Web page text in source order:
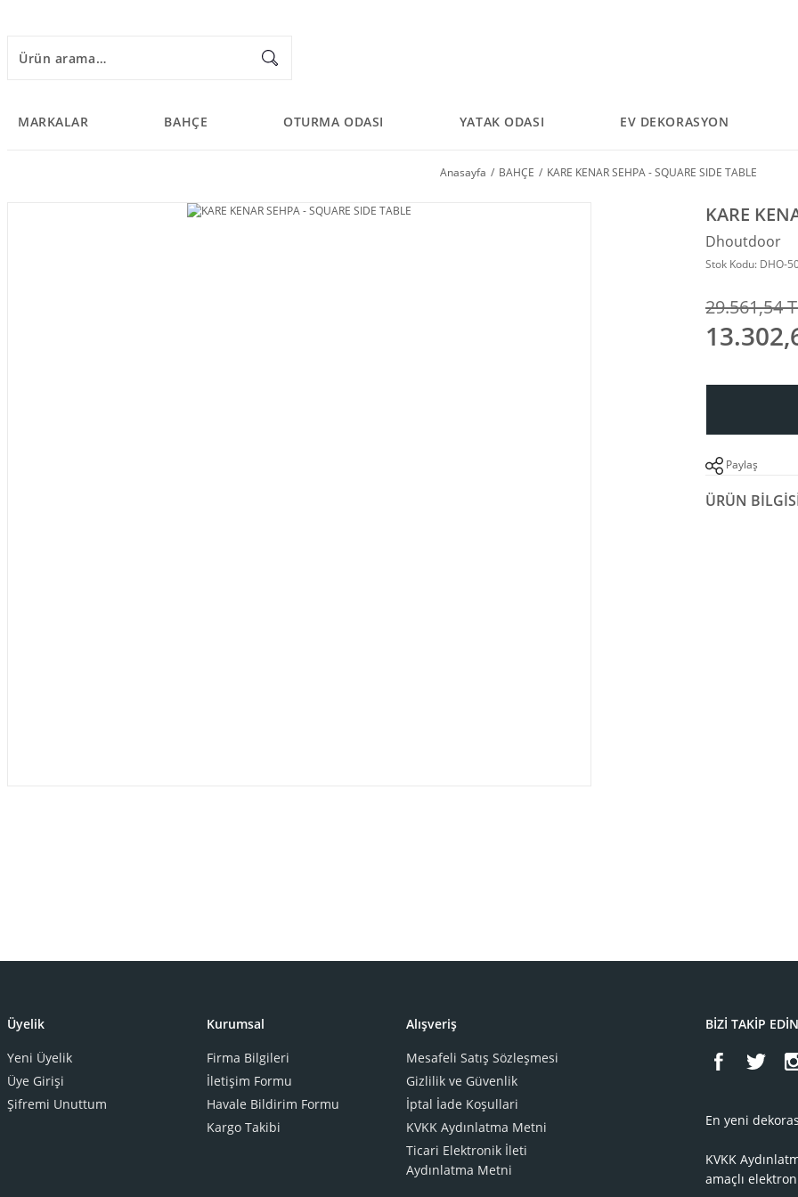
MARKALAR BAHÇE OTURMA ODASI YATAK ODASI EV DEKORASYON
Anasayfa BAHÇE KARE KENAR SEHPA - SQUARE SIDE TABLE
KARE
Dhoutdoor
Stok Kodu: DHO-
29.561,54
Paylaş
ÜRÜN
Üyelik
Yeni Üyelik
Üye Girişi
Şifremi Unuttum
Kurumsal
Firma Bilgileri
İletişim Formu
Havale Bildirim Formu
Kargo Takibi
Alışveriş
Mesafeli Satış Sözleşmesi
Gizlilik ve Güvenlik
İptal İade Koşullari
KVKK Aydınlatma Metni
Ticari Elektronik İleti
Aydınlatma Metni
BİZİ TAKİP EDİN
En yeni
KVKK
amaçlı